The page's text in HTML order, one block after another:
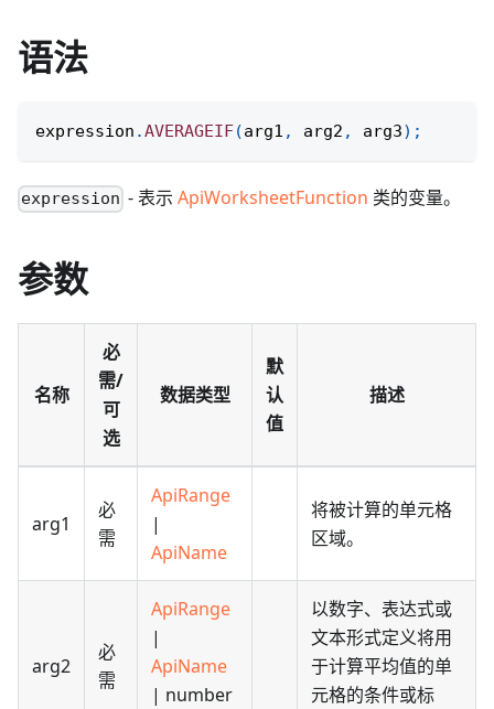
语法
expression .AVERAGEIF(arg1 , arg2 , arg3) ;
expression - 表示ApiWorksheetFunction 类的变量。
参数
名称
必
需/
可
选
数据类型
默
认
值
描述
arg1
必
需
ApiRange
|
ApiName
将被计算的单元格
区域。
arg2
必
需
ApiRange
|
ApiName
| number
以数字、表达式或
文本形式定义将用
于计算平均值的单
元格的条件或标